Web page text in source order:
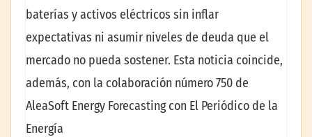
baterías y activos eléctricos sin inflar
expectativas ni asumir niveles de deuda que el
mercado no pueda sostener. Esta noticia coincide,
además, con la colaboración número 750 de
AleaSoft Energy Forecasting con El Periódico de la
Energía